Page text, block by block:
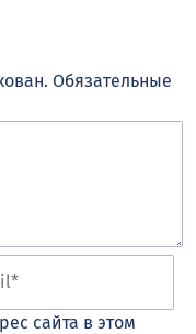
Обязательные
сайта в этом